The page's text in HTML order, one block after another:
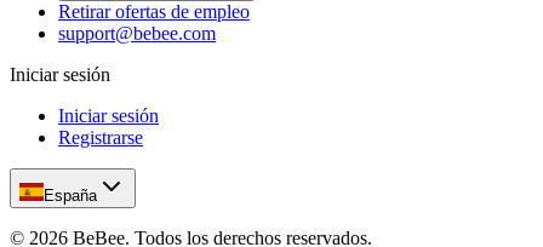
Retirar ofertas de empleo
support@bebee.com
Iniciar sesión
Iniciar sesión
Registrarse
España
© 2026 BeBee. Todos los derechos reservados.